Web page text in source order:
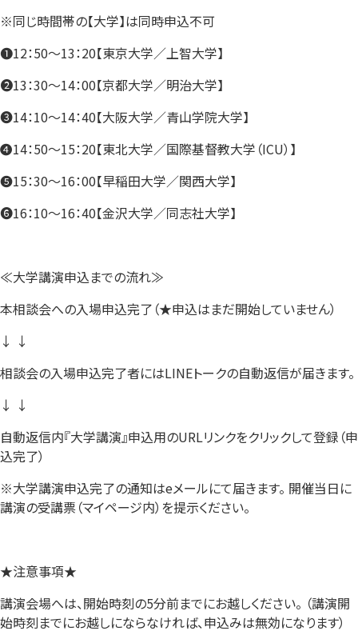
※同じ時間帯の【大学】は同時申込不可
❶12：50～13：20【東京大学／上智大学】
❷13：30～14：00【京都大学／明治大学】
❸14：10～14：40【大阪大学／青山学院大学】
❹14：50～15：20【東北大学／国際基督教大学（ICU）】
❺15：30～16：00【早稲田大学／関西大学】
❻16：10～16：40【金沢大学／同志社大学】
≪大学講演申込までの流れ≫
本相談会への入場申込完了（★申込はまだ開始していません）
↓ ↓
相談会の入場申込完了者にはLINEトークの自動返信が届きます。
↓ ↓
自動返信内『大学講演』申込用のURLリンクをクリックして登録（申
込完了）
※大学講演申込完了の通知はeメールにて届きます。 開催当日に
講演の受講票（マイページ内）を提示ください。
★注意事項★
講演会場へは、開始時刻の5分前までにお越しください。 （講演開
始時刻までにお越しにならなければ、申込みは無効になります）